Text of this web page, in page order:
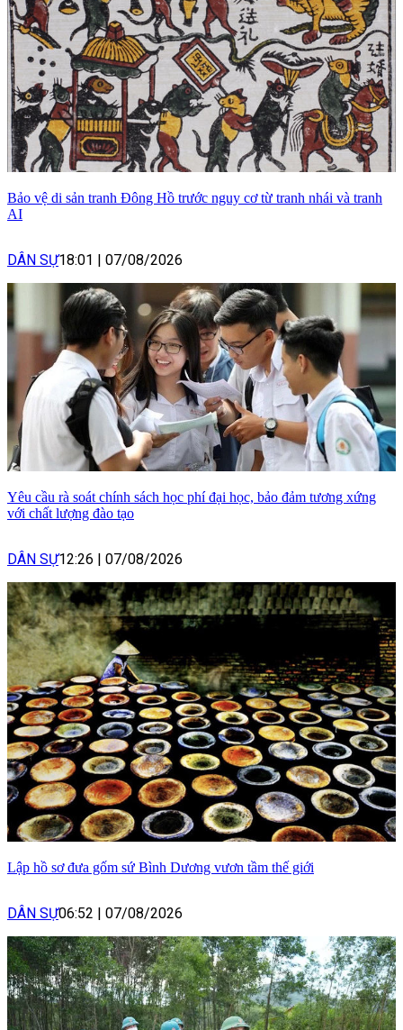
Bảo vệ di sản tranh Đông Hồ trước nguy cơ từ tranh nhái và tranh
AI
DÂN SỰ18:01 07/08/2026
Yêu cầu rà soát chính sách học phí đại học, bảo đảm tương xứng
với chất lượng đào tạo
DÂN SỰ12:26 | 07/08/2026
Lập hồ sơ đưa gốm sứ Bình Dương vươn tầm thế giới
DÂN SỰ06:52 | 07/08/2026